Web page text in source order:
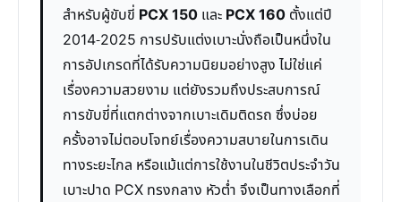
สำหรับผู้ขับขี่ PCX 150 และ PCX 160 ตั้งแต่ปี
2014-2025 การปรับแต่งเบาะนั่งถือเป็นหนึ่งใน
การอัปเกรดที่ได้รับความนิยมอย่างสูง ไม่ใช่แค่
เรื่องความสวยงาม แต่ยังรวมถึงประสบการณ์
การขับขี่ที่แตกต่างจากเบาะเดิมติดรถ ซึ่งบ่อย
ครั้งอาจไม่ตอบโจทย์เรื่องความสบายในการเดิน
ทางระยะไกล หรือแม้แต่การใช้งานในชีวิตประจำวัน
เบาะปาด PCX ทรงกลาง หัวต่ำ จึงเป็นทางเลือกที่